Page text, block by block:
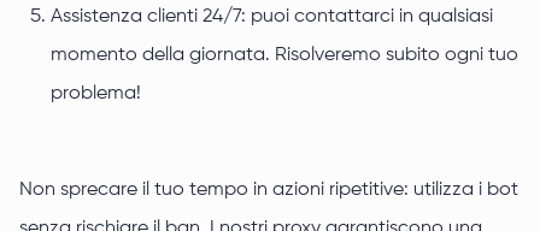
Assistenza clienti 24/7: puoi contattarci in qualsiasi
momento della giornata. Risolveremo subito ogni tuo
problema!
Non sprecare il tuo tempo in azioni ripetitive: utilizza i bot